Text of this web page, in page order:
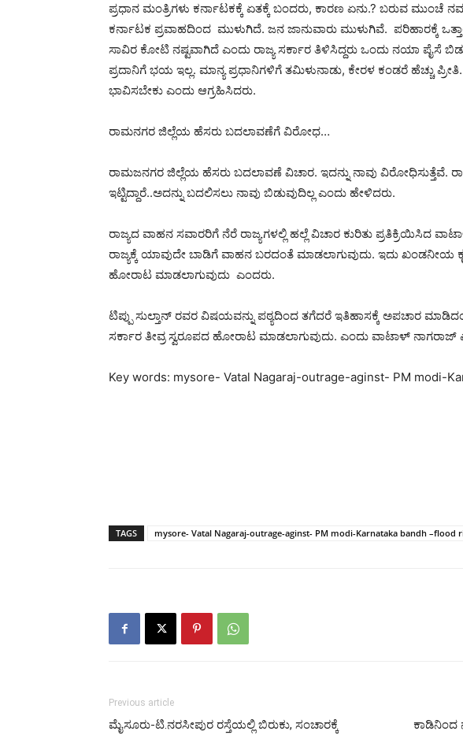
ಪ್ರಧಾನ ಮಂತ್ರಿಗಳು ಕರ್ನಾಟಕಕ್ಕೆ ಏತಕ್ಕೆ ಬಂದರು, ಕಾರಣ ಏನು.? ಬರುವ ಮುಂಚೆ
ಕರ್ನಾಟಕ ಪ್ರವಾಹದಿಂದ ಮುಳುಗಿದೆ. ಜನ ಜಾನುವಾರು ಮುಳುಗಿವೆ. ಪರಿಹಾರಕ್ಕೆ
ಸಾವಿರ ಕೋಟಿ ನಷ್ಟವಾಗಿದೆ ಎಂದು ರಾಜ್ಯ ಸರ್ಕಾರ ತಿಳಿಸಿದ್ದರು ಒಂದು ನಯಾ ಪೈಸೆ‌
ಪ್ರದಾನಿಗೆ ಭಯ ಇಲ್ಲ. ಮಾನ್ಯ ಪ್ರಧಾನಿಗಳಿಗೆ ತಮಿಳುನಾಡು, ಕೇರಳ ‌ಕಂಡರೆ ಹೆಚ್ಚು
ಭಾವಿಸಬೇಕು ಎಂದು ಆಗ್ರಹಿಸಿದರು.
ರಾಮನಗರ ಜಿಲ್ಲೆಯ ಹೆಸರು ಬದಲಾವಣೆಗೆ ವಿರೋಧ…
ರಾಮಜನಗರ ಜಿಲ್ಲೆಯ ಹೆಸರು ಬದಲಾವಣೆ ವಿಚಾರ. ಇದನ್ನು ನಾವು ವಿರೋಧಿಸುತ್ತೆವೆ.
ಇಟ್ಟಿದ್ದಾರೆ..ಅದನ್ನು ಬದಲಿಸಲು ನಾವು ಬಿಡುವುದಿಲ್ಲ ಎಂದು ಹೇಳಿದರು.
ರಾಜ್ಯದ ವಾಹನ ಸವಾರರಿಗೆ ನೆರೆ ರಾಜ್ಯಗಳಲ್ಲಿ ಹಲ್ಲೆ ವಿಚಾರ ಕುರಿತು ಪ್ರತಿಕ್ರಿಯಿಸಿದ
ರಾಜ್ಯಕ್ಕೆ ಯಾವುದೇ ಬಾಡಿಗೆ ವಾಹನ ಬರದಂತೆ ಮಾಡಲಾಗುವುದು. ಇದು ಖಂಡನೀಯ
ಹೋರಾಟ ಮಾಡಲಾಗುವುದು ಎಂದರು.
ಟಿಪ್ಪು ಸುಲ್ತಾನ್ ರವರ ವಿಷಯವನ್ನು‌ ಪಠ್ಯದಿಂದ ತಗೆದರೆ ಇತಿಹಾಸಕ್ಕೆ ಅಪಚಾರ
ಸರ್ಕಾರ ತೀವ್ರ ಸ್ವರೂಪದ ಹೋರಾಟ ಮಾಡಲಾಗುವುದು. ಎಂದು ವಾಟಾಳ್ ನಾಗರಾಜ್
Key words: mysore- Vatal Nagaraj-outrage-aginst- PM modi-
TAGS mysore- Vatal Nagaraj-outrage-aginst- PM modi-Karnataka bandh –flood
Previous article
ಮೈಸೂರು-ಟಿ.ನರಸೀಪುರ ರಸ್ತೆಯಲ್ಲಿ ಬಿರುಕು, ಸಂಚಾರಕ್ಕೆ
ಕಾಡಿನಿಂದ